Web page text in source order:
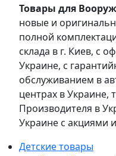
Товары для
новые и
полной
склада в г. Киев, с
Украине, с
обслуживанием в
центрах в Украине,
Производителя в
Украине с акциями
Детские товары